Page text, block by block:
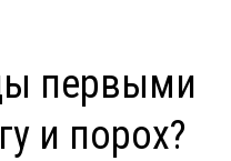
первыми
и порох?